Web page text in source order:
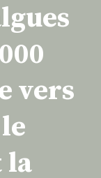
vers
la